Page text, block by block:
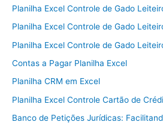
Planilha Excel Controle de Gado
Planilha Excel Controle de Gado
Planilha Excel Controle de Gado
Contas a Pagar Planilha Excel
Planilha CRM em Excel
Planilha Excel Controle Cartão de
Banco de Petições Jurídicas: